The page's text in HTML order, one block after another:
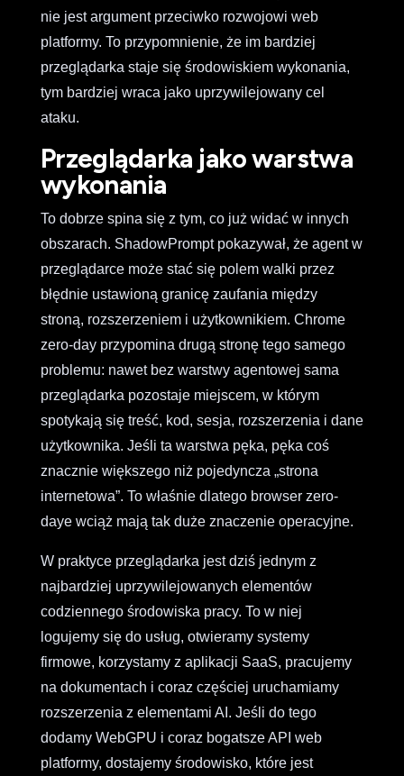
nie jest argument przeciwko rozwojowi web
platformy. To przypomnienie, że im bardziej
przeglądarka staje się środowiskiem wykonania,
tym bardziej wraca jako uprzywilejowany cel
ataku.
Przeglądarka jako warstwa
wykonania
To dobrze spina się z tym, co już widać w innych
obszarach. ShadowPrompt pokazywał, że agent w
przeglądarce może stać się polem walki przez
błędnie ustawioną granicę zaufania między
stroną, rozszerzeniem i użytkownikiem. Chrome
zero-day przypomina drugą stronę tego samego
problemu: nawet bez warstwy agentowej sama
przeglądarka pozostaje miejscem, w którym
spotykają się treść, kod, sesja, rozszerzenia i dane
użytkownika. Jeśli ta warstwa pęka, pęka coś
znacznie większego niż pojedyncza „strona
internetowa”. To właśnie dlatego browser zero-
daye wciąż mają tak duże znaczenie operacyjne.
W praktyce przeglądarka jest dziś jednym z
najbardziej uprzywilejowanych elementów
codziennego środowiska pracy. To w niej
logujemy się do usług, otwieramy systemy
firmowe, korzystamy z aplikacji SaaS, pracujemy
na dokumentach i coraz częściej uruchamiamy
rozszerzenia z elementami AI. Jeśli do tego
dodamy WebGPU i coraz bogatsze API web
platformy, dostajemy środowisko, które jest